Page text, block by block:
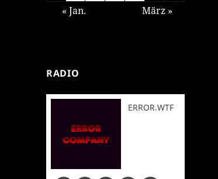
« Jan.
März »
RADIO
ERROR.WTF